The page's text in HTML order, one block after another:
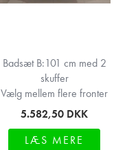
Badsæt B:101 cm med 2
skuffer
Vælg mellem flere fronter
5.582,50 DKK
LÆS MERE